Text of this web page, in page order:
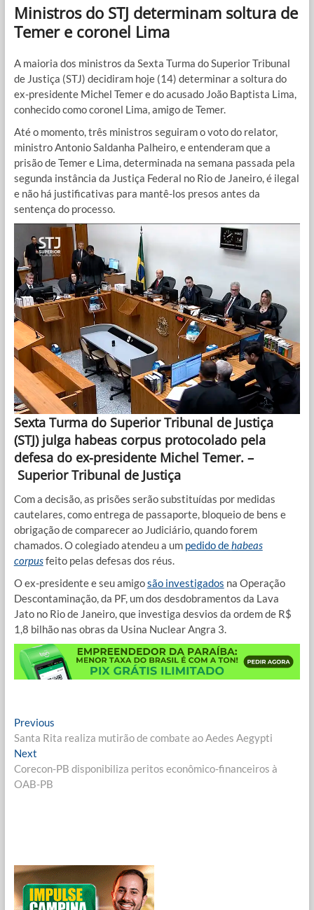
Ministros do STJ determinam soltura de
Temer e coronel Lima
A maioria dos ministros da Sexta Turma do Superior Tribunal
de Justiça (STJ) decidiram hoje (14) determinar a soltura do
ex-presidente Michel Temer e do acusado João Baptista Lima,
conhecido como coronel Lima, amigo de Temer.
Até o momento, três ministros seguiram o voto do relator,
ministro Antonio Saldanha Palheiro, e entenderam que a
prisão de Temer e Lima, determinada na semana passada pela
segunda instância da Justiça Federal no Rio de Janeiro, é ilegal
e não há justificativas para mantê-los presos antes da
sentença do processo.
Sexta Turma do Superior Tribunal de Justiça
(STJ) julga habeas corpus protocolado pela
defesa do ex-presidente Michel Temer. –
Superior Tribunal de Justiça
Com a decisão, as prisões serão substituídas por medidas
cautelares, como entrega de passaporte, bloqueio de bens e
obrigação de comparecer ao Judiciário, quando forem
chamados. O colegiado atendeu a um pedido dehabeas
corpusfeito pelas defesas dos réus.
O ex-presidente e seu amigosão investigados na Operação
Descontaminação, da PF, um dos desdobramentos da Lava
Jato no Rio de Janeiro, que investiga desvios da ordem de R$
1,8 bilhão nas obras da Usina Nuclear Angra 3.
Navegação
de
Post
PreviousPrevious
post:
Santa Rita realiza mutirão de combate ao Aedes Aegypti
NextNext
post:
Corecon-PB disponibiliza peritos econômico-financeiros à
OAB-PB